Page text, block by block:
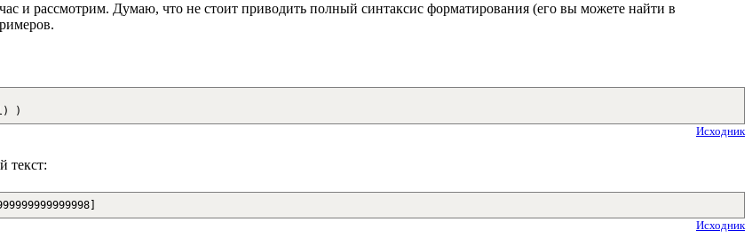
и рассмотрим. Думаю, что не стоит приводить полный синтаксис форматирования (его вы можете найти в
) )
Исходник
текст:
Исходник